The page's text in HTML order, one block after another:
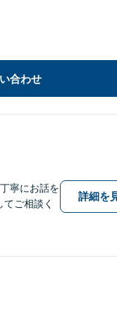
合わせ
寧にお話を
ご相談く
詳細を